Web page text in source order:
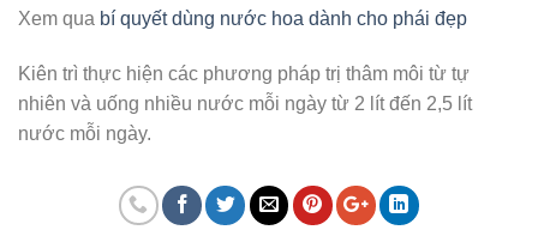
Xem qua bí quyết dùng nước hoa dành cho phái đẹp
Kiên trì thực hiện các phương pháp trị thâm môi từ tự
nhiên và uống nhiều nước mỗi ngày từ 2 lít đến 2,5 lít
nước mỗi ngày.